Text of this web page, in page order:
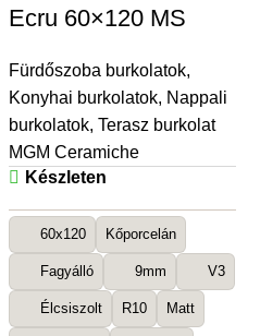
Ecru 60×120 MS
Fürdőszoba burkolatok,
Konyhai burkolatok, Nappali
burkolatok, Terasz burkolat
MGM Ceramiche
Készleten
60x120 Kőporcelán
Fagyálló 9mm V3
Élcsiszolt R10 Matt